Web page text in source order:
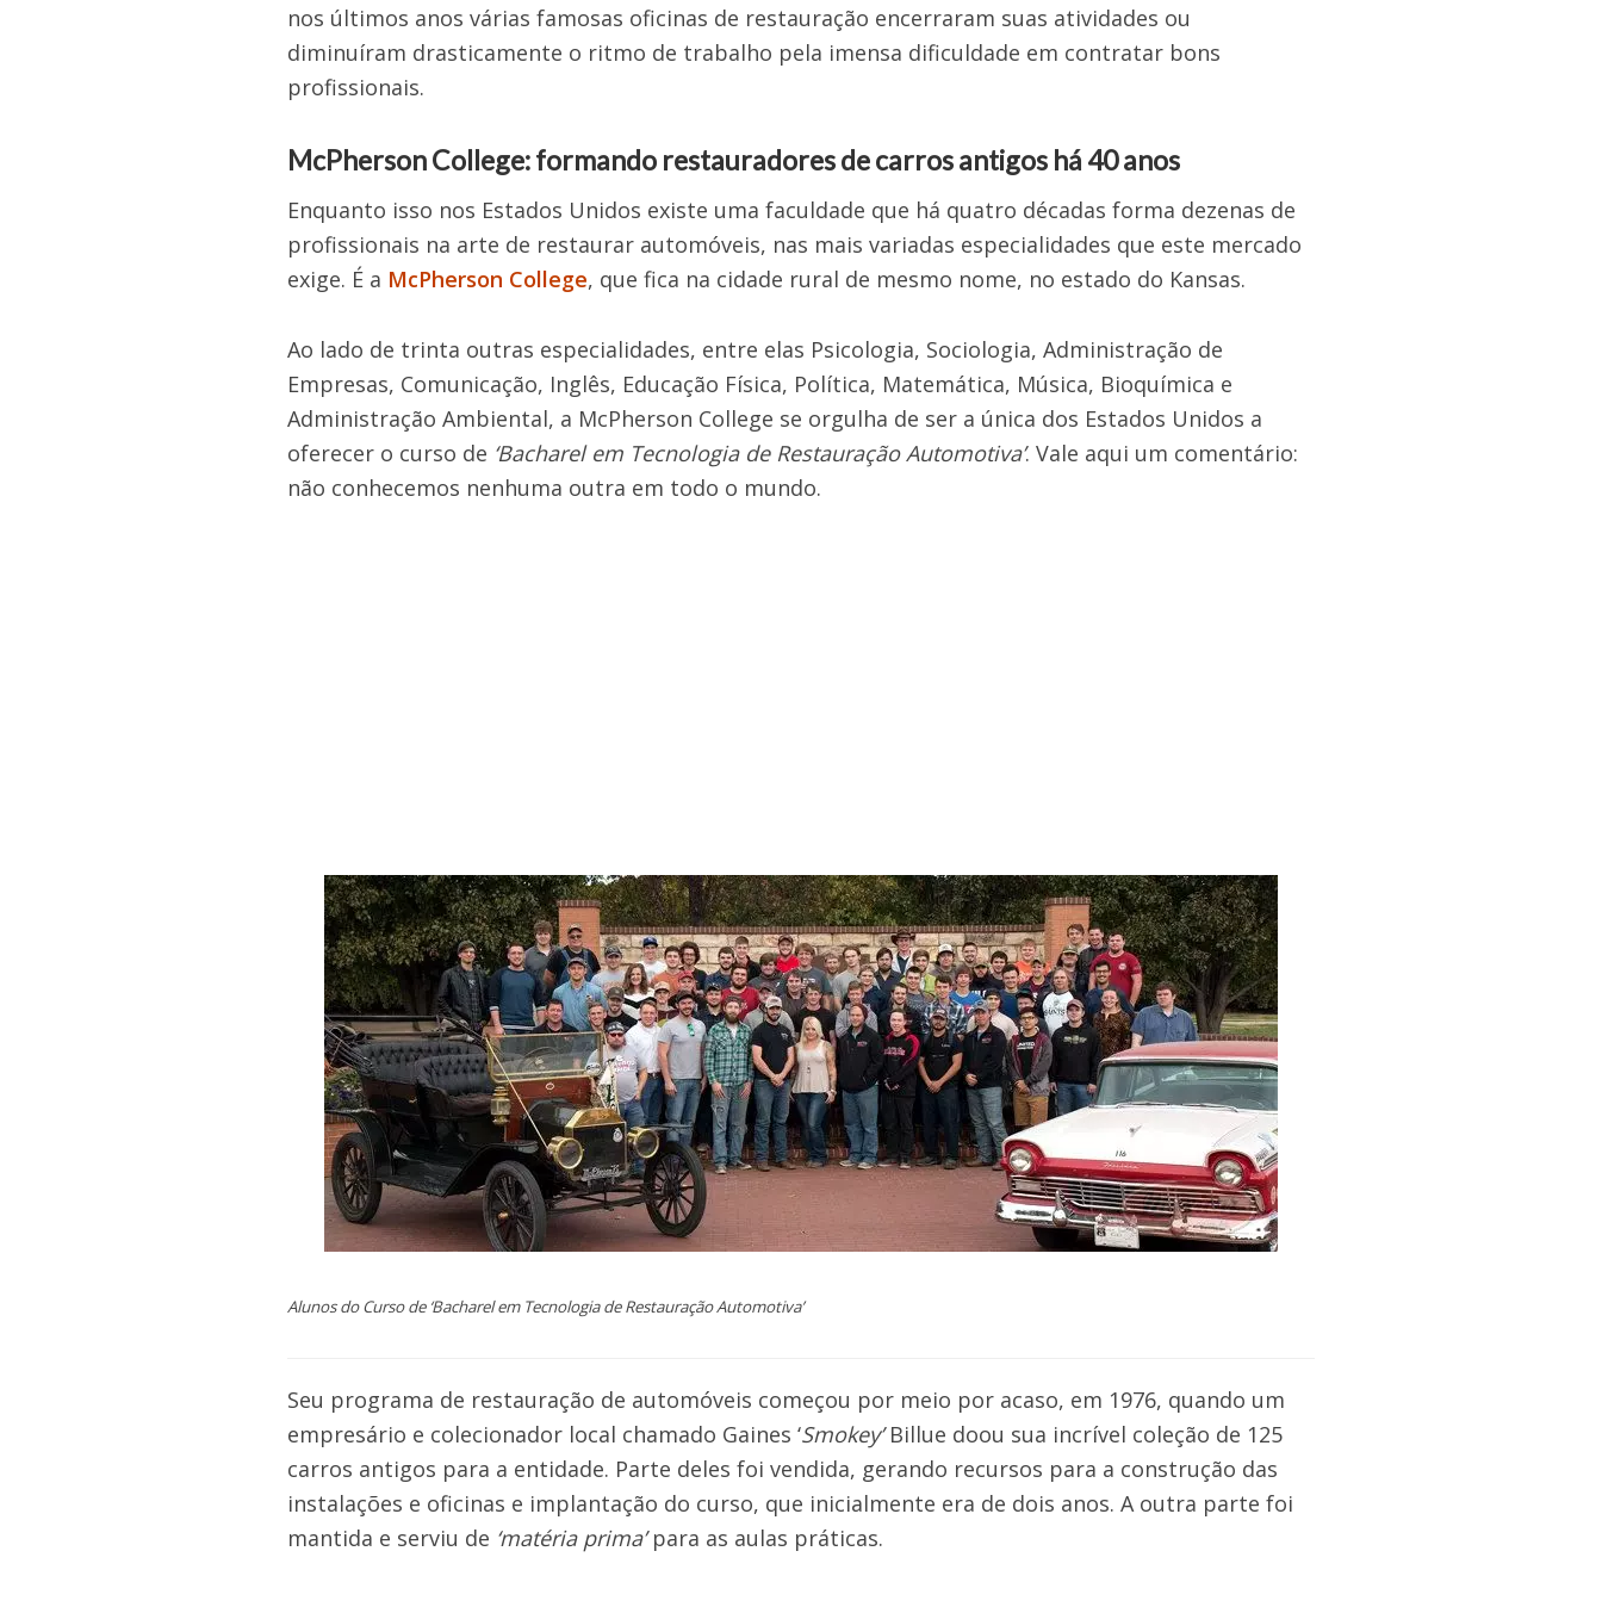
nos últimos anos várias famosas oficinas de restauração encerraram suas atividades ou
diminuíram drasticamente o ritmo de trabalho pela imensa dificuldade em contratar bons
profissionais.
McPherson College: formando restauradores de carros antigos há 40 anos
Enquanto isso nos Estados Unidos existe uma faculdade que há quatro décadas forma dezenas de
profissionais na arte de restaurar automóveis, nas mais variadas especialidades que este mercado
exige. É a McPherson College, que fica na cidade rural de mesmo nome, no estado do Kansas.
Ao lado de trinta outras especialidades, entre elas Psicologia, Sociologia, Administração de
Empresas, Comunicação, Inglês, Educação Física, Política, Matemática, Música, Bioquímica e
Administração Ambiental, a McPherson College se orgulha de ser a única dos Estados Unidos a
oferecer o curso de ‘Bacharel em Tecnologia de Restauração Automotiva’. Vale aqui um comentário:
não conhecemos nenhuma outra em todo o mundo.
Alunos do Curso de ‘Bacharel em Tecnologia de Restauração Automotiva’
Seu programa de restauração de automóveis começou por meio por acaso, em 1976, quando um
empresário e colecionador local chamado Gaines ‘Smokey’Billue doou sua incrível coleção de 125
carros antigos para a entidade. Parte deles foi vendida, gerando recursos para a construção das
instalações e oficinas e implantação do curso, que inicialmente era de dois anos. A outra parte foi
mantida e serviu de ‘matéria prima’para as aulas práticas.